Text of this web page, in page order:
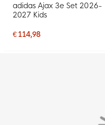
adidas Ajax 3e Set 2026-
2027 Kids
€ 114,98